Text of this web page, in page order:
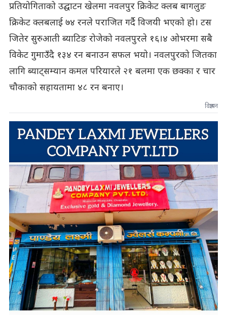
प्रतियोगिताको उद्घाटन खेलमा नवलपुर क्रिकेट क्लब बागलुङ
क्रिकेट क्लबलाई ७४ रनले पराजित गर्दै विजयी भएको हो। टस
जितेर सुरुआती ब्याटिङ रोजेको नवलपुरले १६।४ ओभरमा सबै
विकेट गुमाउँदै १३४ रन बनाउन सफल भयो। नवलपुरको जितका
लागि ब्याट्सम्यान कमल परियारले २१ बलमा एक छक्का र चार
चौकाको सहायतामा ४८ रन बनाए।
विज्ञापन